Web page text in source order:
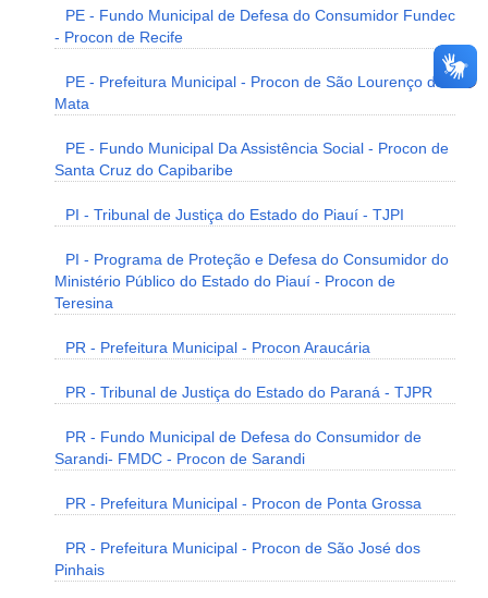
PE - Fundo Municipal de Defesa do Consumidor Fundec
- Procon de Recife
PE - Prefeitura Municipal - Procon de São Lourenço da
Mata
PE - Fundo Municipal Da Assistência Social - Procon de
Santa Cruz do Capibaribe
PI - Tribunal de Justiça do Estado do Piauí - TJPI
PI - Programa de Proteção e Defesa do Consumidor do
Ministério Público do Estado do Piauí - Procon de
Teresina
PR - Prefeitura Municipal - Procon Araucária
PR - Tribunal de Justiça do Estado do Paraná - TJPR
PR - Fundo Municipal de Defesa do Consumidor de
Sarandi- FMDC - Procon de Sarandi
PR - Prefeitura Municipal - Procon de Ponta Grossa
PR - Prefeitura Municipal - Procon de São José dos
Pinhais